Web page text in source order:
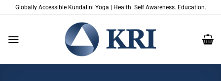
Globally Accessible Kundalini Yoga | Health. Self Awareness. Education.